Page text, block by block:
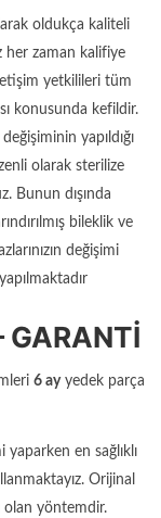
oldukça kaliteli
her zaman kalifiye
yetkilileri tüm
konusunda kefildir.
yapıldığı
olarak sterilize
Bunun dışında
bileklik ve
değişimi
GARANTİ
6 ayyedek parça
en sağlıklı
Orijinal
olan yöntemdir.